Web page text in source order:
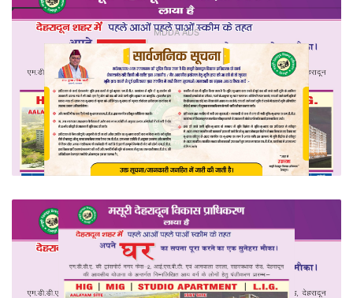
MDDA ADS